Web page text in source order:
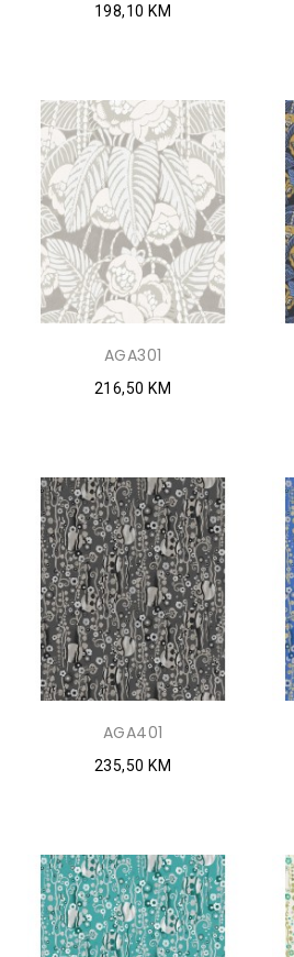
198,10 KM
AGA301
216,50 KM
AGA401
235,50 KM